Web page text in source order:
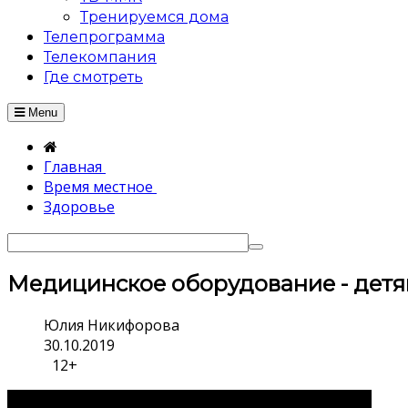
Тренируемся дома
Телепрограмма
Телекомпания
Где смотреть
Menu
Главная
Время местное
Здоровье
Медицинское оборудование -
Юлия Никифорова
30.10.2019
12+